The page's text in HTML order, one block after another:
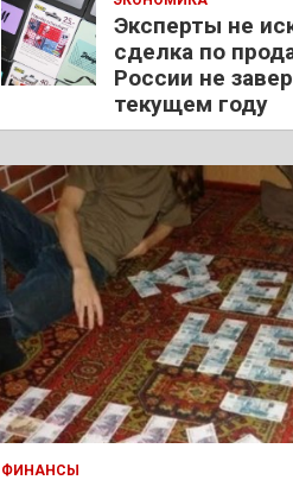
Эксперты не
сделка по
России не
текущем году
ФИНАНСЫ